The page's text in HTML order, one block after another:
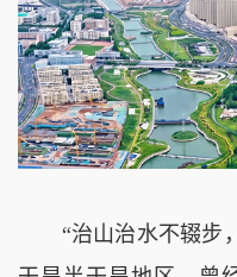
“治山治水不辍步，